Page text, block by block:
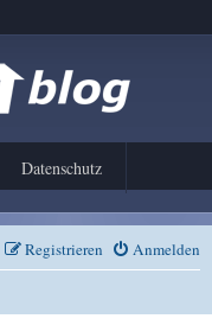
Datenschutz
Anmelden
Registrieren